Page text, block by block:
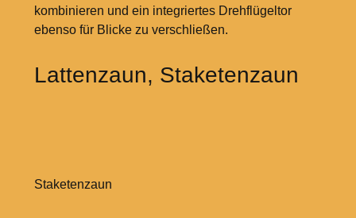
kombinieren und ein integriertes Drehflügeltor
ebenso für Blicke zu verschließen.
Lattenzaun, Staketenzaun
Staketenzaun